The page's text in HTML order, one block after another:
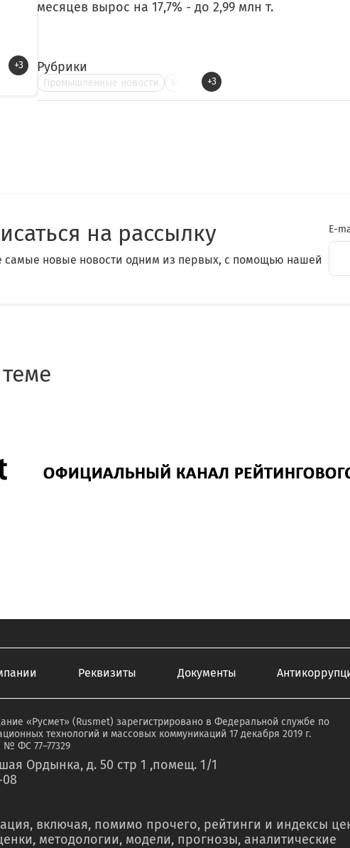
+3
месяцев вырос на 17,7% - до 2,99 млн т.
Рубрики
Промышленные новости +3
на рассылку
самые новые новости одним из первых, с помощью нашей
E-
Реквизиты Документы
«Русмет» (Rusmet) зарегистрировано в Федеральной службе по
технологий и массовых коммуникаций 17 декабря 2019 г.
№ ФС 77–77329
Ордынка, д. 50 стр 1 ,помещ. 1/1
включая, помимо прочего, рейтинги и индексы
методологии, модели, прогнозы, аналитические